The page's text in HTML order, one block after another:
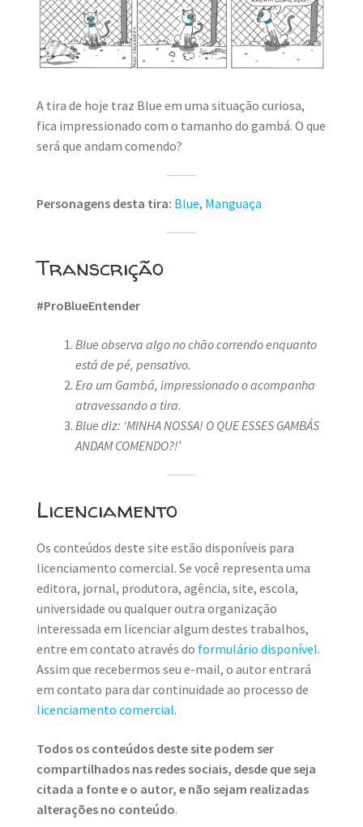
MINHA CONTA
CARRINHO
A tira de hoje traz Blue em uma situação curiosa,
fica impressionado com o tamanho do gambá. O que
será que andam comendo?
Personagens desta tira: Blue, Manguaça
Transcrição
#ProBlueEntender
Blue observa algo no chão correndo enquanto
está de pé, pensativo.
Era um Gambá, impressionado o acompanha
atravessando a tira.
Blue diz: ‘MINHA NOSSA! O QUE ESSES GAMBÁS
ANDAM COMENDO?!’
Licenciamento
Os conteúdos deste site estão disponíveis para
licenciamento comercial. Se você representa uma
editora, jornal, produtora, agência, site, escola,
universidade ou qualquer outra organização
interessada em licenciar algum destes trabalhos,
entre em contato através do formulário disponível.
Assim que recebermos seu e-mail, o autor entrará
em contato para dar continuidade ao processo de
licenciamento comercial.
Todos os conteúdos deste site podem ser
compartilhados nas redes sociais, desde que seja
citada a fonte e o autor, e não sejam realizadas
alterações no conteúdo.